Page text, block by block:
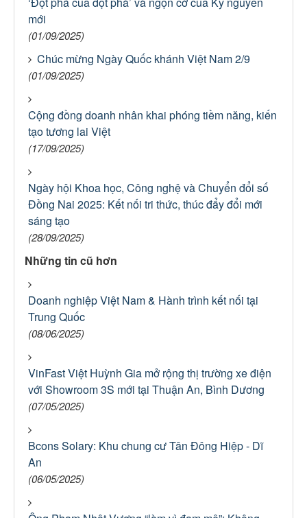
mới
(01/09/2025)
Chúc mừng Ngày Quốc khánh Việt Nam 2/9
(01/09/2025)
Cộng đồng doanh nhân khai phóng tiềm năng, kiến
tạo tương lai Việt
(17/09/2025)
Ngày hội Khoa học, Công nghệ và Chuyển đổi số
Đồng Nai 2025: Kết nối tri thức, thúc đẩy đổi mới
sáng tạo
(28/09/2025)
Những tin cũ hơn
Doanh nghiệp Việt Nam & Hành trình kết nối tại
Trung Quốc
(08/06/2025)
VinFast Việt Huỳnh Gia mở rộng thị trường xe điện
với Showroom 3S mới tại Thuận An, Bình Dương
(07/05/2025)
Bcons Solary: Khu chung cư Tân Đông Hiệp - Dĩ
An
(06/05/2025)